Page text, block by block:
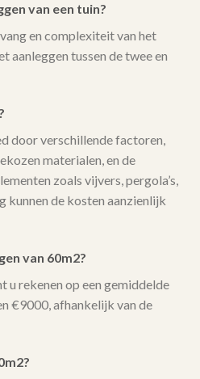
van een tuin?
en complexiteit van het
aanleggen tussen de twee en
door verschillende factoren,
materialen, en de
zoals vijvers, pergola’s,
kunnen de kosten aanzienlijk
van 60m2?
u rekenen op een gemiddelde
€9000, afhankelijk van de